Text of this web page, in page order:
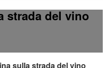
strada del vino
sulla strada del vino